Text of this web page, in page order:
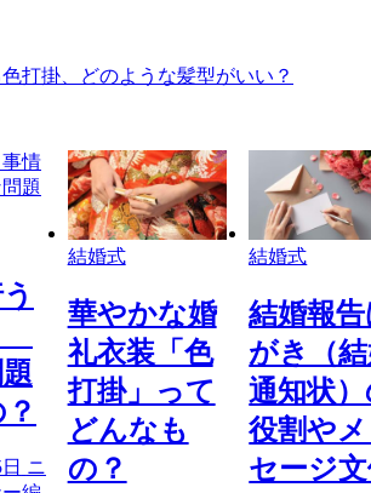
打掛、どのような髪型がいい？
結婚式
結婚報告は
がき（結婚
通知状）の
役割やメッ
セージ文例
冠婚葬祭
分骨を
事情は
法的な
はある
2020年12月